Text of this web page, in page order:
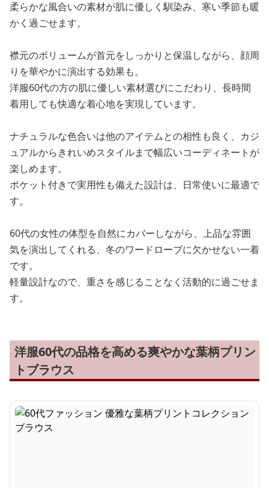
柔らかな風合いの素材が肌に優しく馴染み、寒い季節も暖
かく過ごせます。
襟元のボリュームが首元をしっかりと保温しながら、顔周
りを華やかに演出する効果も。
洋服60代の方の肌に優しい素材選びにこだわり、長時間
着用しても快適な着心地を実現しています。
ナチュラルな色合いは他のアイテムとの相性も良く、カジ
ュアルからきれいめスタイルまで幅広いコーディネートが
楽しめます。
ポケット付きで実用性も備えた設計は、日常使いに最適で
す。
60代の女性の体型を自然にカバーしながら、上品な雰囲
気を演出してくれる、冬のワードローブに欠かせない一着
です。
軽量設計なので、重さを感じることなく活動的に過ごせま
す。
洋服60代の品格を高める爽やかな葉柄プリン
トブラウス